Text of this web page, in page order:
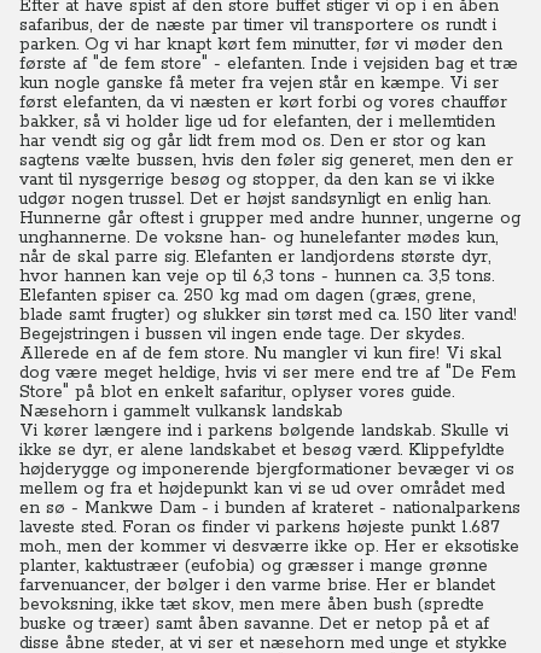
Efter at have spist af den store buffet stiger vi op i en åben
safaribus, der de næste par timer vil transportere os rundt i
parken. Og vi har knapt kørt fem minutter, før vi møder den
første af "de fem store" - elefanten. Inde i vejsiden bag et træ
kun nogle ganske få meter fra vejen står en kæmpe. Vi ser
først elefanten, da vi næsten er kørt forbi og vores chauffør
bakker, så vi holder lige ud for elefanten, der i mellemtiden
har vendt sig og går lidt frem mod os. Den er stor og kan
sagtens vælte bussen, hvis den føler sig generet, men den er
vant til nysgerrige besøg og stopper, da den kan se vi ikke
udgør nogen trussel. Det er højst sandsynligt en enlig han.
Hunnerne går oftest i grupper med andre hunner, ungerne og
unghannerne. De voksne han- og hunelefanter mødes kun,
når de skal parre sig. Elefanten er landjordens største dyr,
hvor hannen kan veje op til 6,3 tons - hunnen ca. 3,5 tons.
Elefanten spiser ca. 250 kg mad om dagen (græs, grene,
blade samt frugter) og slukker sin tørst med ca. 150 liter vand!
Begejstringen i bussen vil ingen ende tage. Der skydes.
Allerede en af de fem store. Nu mangler vi kun fire! Vi skal
dog være meget heldige, hvis vi ser mere end tre af "De Fem
Store" på blot en enkelt safaritur, oplyser vores guide.
Næsehorn i gammelt vulkansk landskab
Vi kører længere ind i parkens bølgende landskab. Skulle vi
ikke se dyr, er alene landskabet et besøg værd. Klippefyldte
højderygge og imponerende bjergformationer bevæger vi os
mellem og fra et højdepunkt kan vi se ud over området med
en sø - Mankwe Dam - i bunden af krateret - nationalparkens
laveste sted. Foran os finder vi parkens højeste punkt 1.687
moh., men der kommer vi desværre ikke op. Her er eksotiske
planter, kaktustræer (eufobia) og græsser i mange grønne
farvenuancer, der bølger i den varme brise. Her er blandet
bevoksning, ikke tæt skov, men mere åben bush (spredte
buske og træer) samt åben savanne. Det er netop på et af
disse åbne steder, at vi ser et næsehorn med unge et stykke